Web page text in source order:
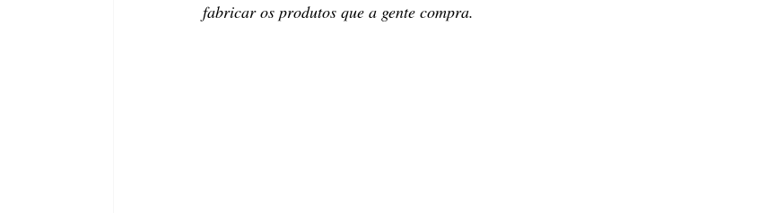
fabricar os produtos que a gente compra.